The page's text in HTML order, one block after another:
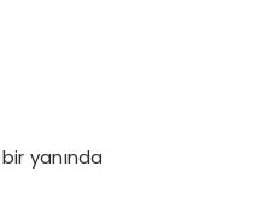
yanında